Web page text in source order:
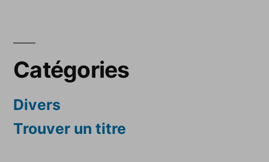
Catégories
Divers
Trouver un titre